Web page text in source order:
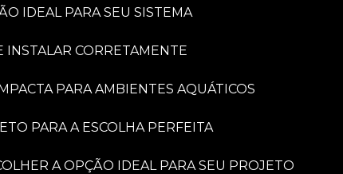
IDEAL PARA SEU SISTEMA
INSTALAR CORRETAMENTE
PARA AMBIENTES AQUÁTICOS
PARA A ESCOLHA PERFEITA
A OPÇÃO IDEAL PARA SEU PROJETO